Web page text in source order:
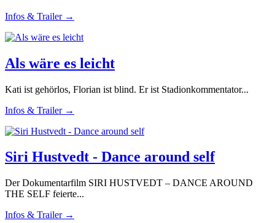
Infos & Trailer →
Als wäre es leicht
Kati ist gehörlos, Florian ist blind. Er ist Stadionkommentator...
Infos & Trailer →
Siri Hustvedt - Dance around self
Der Dokumentarfilm SIRI HUSTVEDT – DANCE AROUND
THE SELF feierte...
Infos & Trailer →